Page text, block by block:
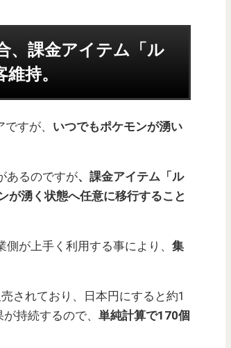
、課金アイテム「ル
持。
すが、 いつでもポケモンが湧い
あるのですが、課金アイテム「ル
が湧く状態へ任意に移行すること
が上手く利用する事により、 集
されており、日本円にすると約1
持続するので、 単純計算で170個